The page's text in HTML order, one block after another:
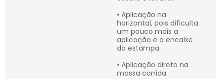
• Aplicação na
horizontal, pois dificulta
um pouco mais a
aplicação e o encaixe
da estampa.
• Aplicação direto na
massa corrida.